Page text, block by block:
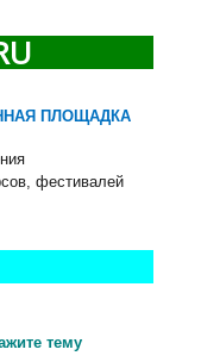
ПЛОЩАДКА
фестивалей
тему